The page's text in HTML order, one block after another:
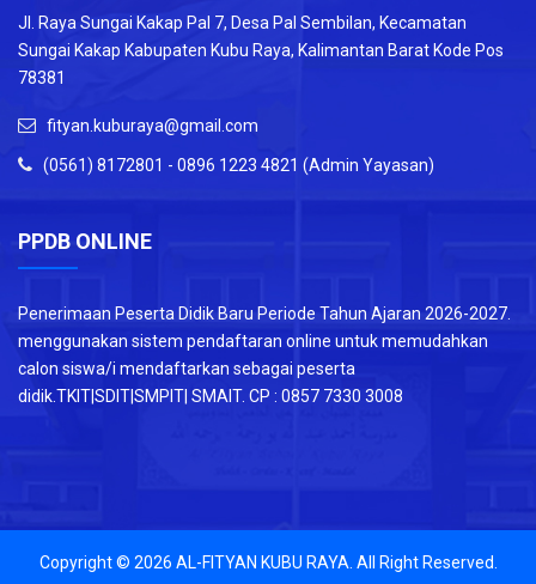
Jl. Raya Sungai Kakap Pal 7, Desa Pal Sembilan, Kecamatan
Sungai Kakap Kabupaten Kubu Raya, Kalimantan Barat Kode Pos
78381
fityan.kuburaya@gmail.com
(0561) 8172801 - 0896 1223 4821 (Admin Yayasan)
PPDB ONLINE
Penerimaan Peserta Didik Baru Periode Tahun Ajaran 2026-2027.
menggunakan sistem pendaftaran online untuk memudahkan
calon siswa/i mendaftarkan sebagai peserta
didik.TKIT|SDIT|SMPIT| SMAIT. CP : 0857 7330 3008
Copyright © 2026 AL-FITYAN KUBU RAYA . All Right Reserved.